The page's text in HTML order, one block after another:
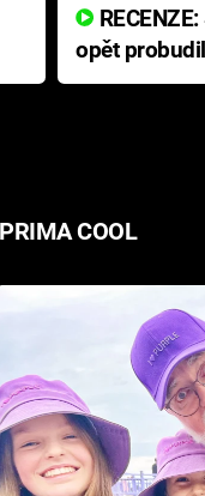
opět
přichází s
COOL